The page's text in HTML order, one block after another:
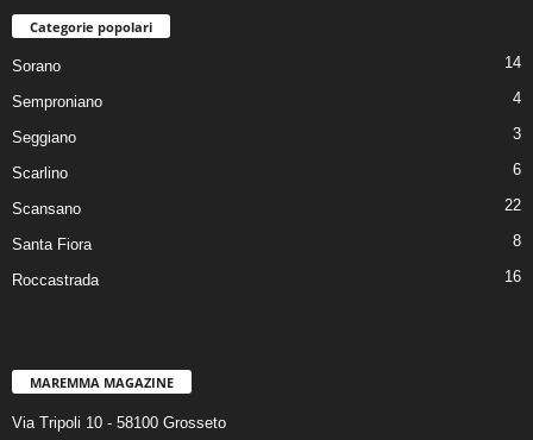
Categorie popolari
Sorano 14
Semproniano 4
Seggiano 3
Scarlino 6
Scansano 22
Santa Fiora 8
Roccastrada 16
MAREMMA MAGAZINE
Via Tripoli 10 - 58100 Grosseto